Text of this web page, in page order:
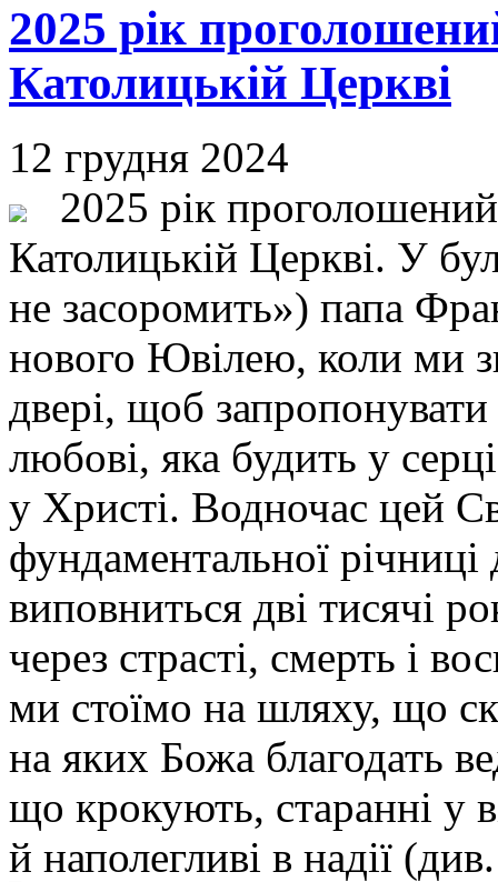
2025 рік
Католицькій Церкві
12 грудня 2024
2025 рік
Католицькій Церкві. У
не засоромить») папа
нового Ювілею, коли ми
двері, щоб
любові, яка будить у
у Христі. Водночас цей
фундаментальної
виповниться дві тисячі
через страсті, смерть і
ми стоїмо на шляху, що
на яких Божа благодать
що крокують, старанні у
й наполегливі в надії